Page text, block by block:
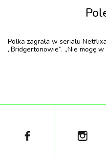
Polka zagrała w serialu Netflixa
„Bridgertonowie”. „Nie mogę